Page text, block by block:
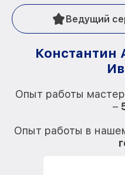
Ведущий
Константин
Опыт работы
–
Опыт работы в